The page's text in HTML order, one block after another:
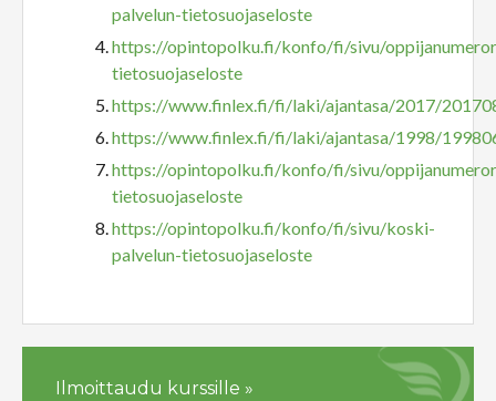
palvelun-tietosuojaseloste
https://opintopolku.fi/konfo/fi/sivu/
tietosuojaseloste
https://www.finlex.fi/fi/laki/ajantasa/2017/
https://www.finlex.fi/fi/laki/ajantasa/1998/
https://opintopolku.fi/konfo/fi/sivu/
tietosuojaseloste
https://opintopolku.fi/konfo/fi/sivu/koski-
palvelun-tietosuojaseloste
Ilmoittaudu kurssille »